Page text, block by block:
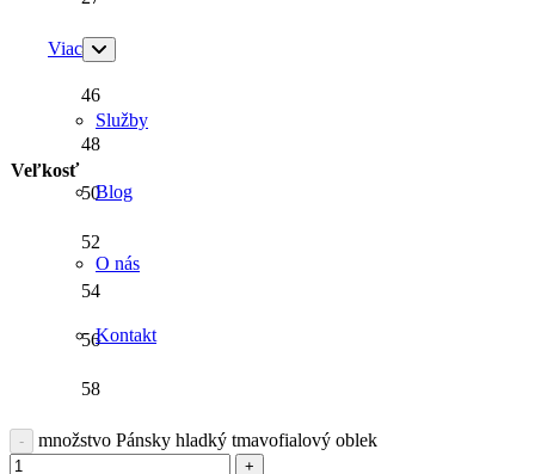
Viac
Služby
Blog
O nás
Kontakt
Veľkosť
28
46
48
50
52
54
56
58
množstvo Pánsky hladký tmavofialový oblek